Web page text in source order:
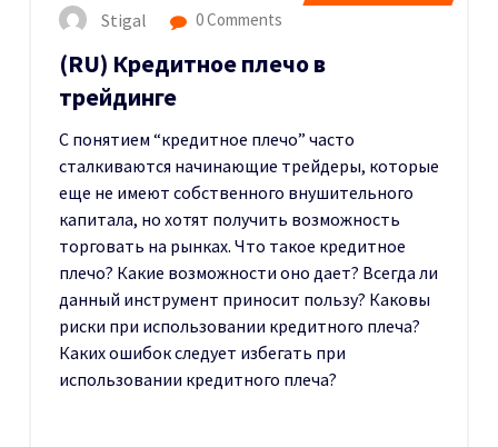
Stigal 0 Comments
(RU) Кредитное плечо в
трейдинге
С понятием “кредитное плечо” часто
сталкиваются начинающие трейдеры, которые
еще не имеют собственного внушительного
капитала, но хотят получить возможность
торговать на рынках. Что такое кредитное
плечо? Какие возможности оно дает? Всегда ли
данный инструмент приносит пользу? Каковы
риски при использовании кредитного плеча?
Каких ошибок следует избегать при
использовании кредитного плеча?